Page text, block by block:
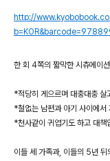
http://
한 회 4쪽의 짧막한 시츄에이
*적당히 게으르며 대충대충 살
*철없는 남편과 아기 사이에서
*천사같이 귀엽기도 하고 대책
이들 세 가족과, 이들의 5년